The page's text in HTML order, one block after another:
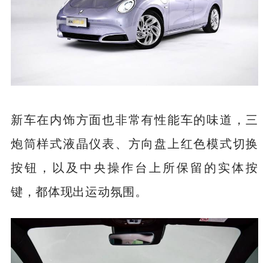
新车在内饰方面也非常有性能车的味道，三
炮筒样式液晶仪表、方向盘上红色模式切换
按钮，以及中央操作台上所保留的实体按
键，都体现出运动氛围。